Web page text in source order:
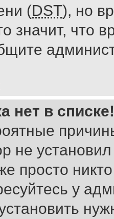
(DST), но
значит, что
нет в списке!
не
просто
у